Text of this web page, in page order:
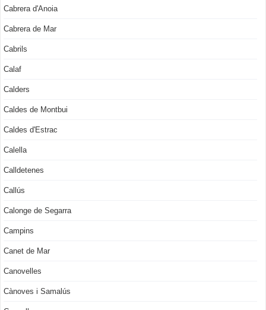
Cabrera d'Anoia
Cabrera de Mar
Cabrils
Calaf
Calders
Caldes de Montbui
Caldes d'Estrac
Calella
Calldetenes
Callús
Calonge de Segarra
Campins
Canet de Mar
Canovelles
Cànoves i Samalús